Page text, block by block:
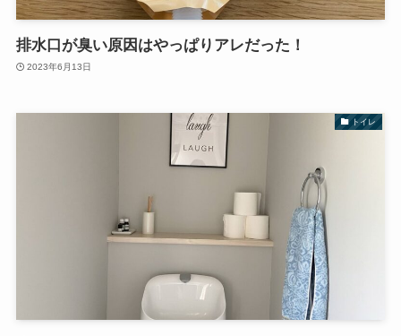
排水口が臭い原因はやっぱりアレだった！
2023年6月13日
トイレ